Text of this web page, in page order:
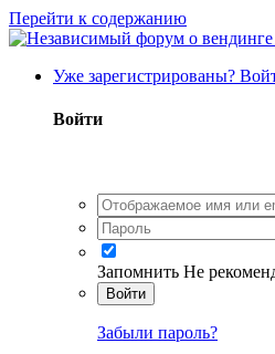
Перейти к содержанию
Уже зарегистрированы?
Войти
Запомнить Не
Войти
Забыли пароль?